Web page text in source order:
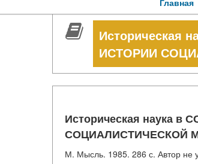
Главная
Историческая
ИСТОРИИ
Историческая наука
СОЦИАЛИСТИЧЕСКОЙ
М. Мысль. 1985. 286 с. Автор не